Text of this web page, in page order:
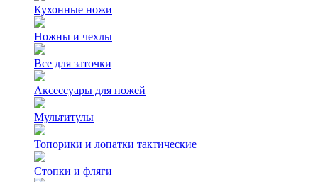
Кухонные ножи
Ножны и чехлы
Все для заточки
Аксессуары для ножей
Мультитулы
Топорики и лопатки тактические
Стопки и фляги